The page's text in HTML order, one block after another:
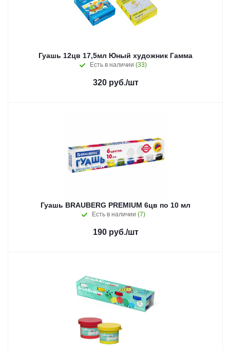
Гуашь 12цв 17,5мл Юный художник Гамма
Есть в наличии (33)
320руб./шт
Гуашь BRAUBERG PREMIUM 6цв по 10 мл
Есть в наличии (7)
190руб./шт